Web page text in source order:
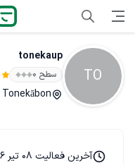
TO
tonekaup
سطح ۰
Tonekābon
آخرین فعالیت 08 تیر 1396